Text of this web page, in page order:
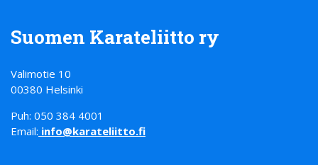
Suomen Karateliitto ry
Valimotie 10
00380 Helsinki
Puh: 050 384 4001
Email: info@karateliitto.fi